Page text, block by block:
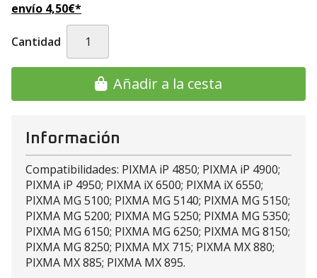
envío 4,50€*
Cantidad
Añadir a la cesta
Información
Compatibilidades: PIXMA iP 4850; PIXMA iP 4900;
PIXMA iP 4950; PIXMA iX 6500; PIXMA iX 6550;
PIXMA MG 5100; PIXMA MG 5140; PIXMA MG 5150;
PIXMA MG 5200; PIXMA MG 5250; PIXMA MG 5350;
PIXMA MG 6150; PIXMA MG 6250; PIXMA MG 8150;
PIXMA MG 8250; PIXMA MX 715; PIXMA MX 880;
PIXMA MX 885; PIXMA MX 895.